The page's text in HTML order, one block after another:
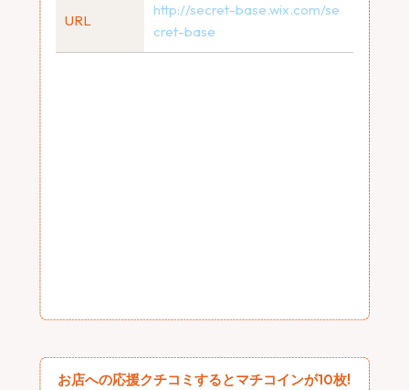
URL
http://secret-base.wix.com/se
cret-base
お店への応援クチコミするとマチコインが10枚!